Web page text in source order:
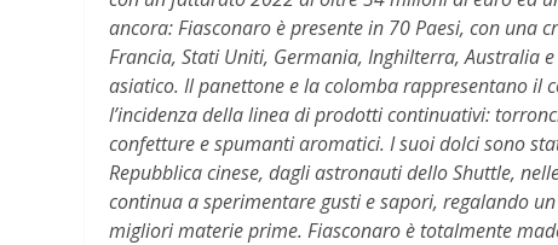
ancora: Fiasconaro è presente in 70 Paesi, con una
Francia, Stati Uniti, Germania, Inghilterra, Australia
asiatico. Il panettone e la colomba rappresentano il
l’incidenza della linea di prodotti continuativi:
confetture e spumanti aromatici. I suoi dolci sono
Repubblica cinese, dagli astronauti dello Shuttle,
continua a sperimentare gusti e sapori, regalando
migliori materie prime. Fiasconaro è totalmente